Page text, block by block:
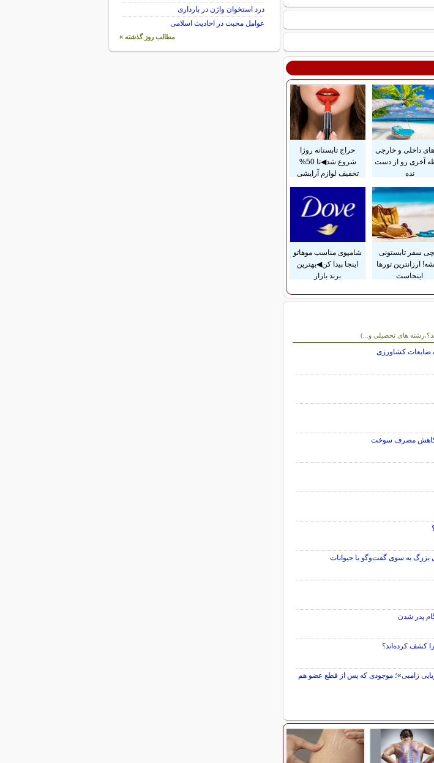
داخلی و خارجی
آخری رو از دست
نده
حراج تابستانه روژا
شروع شد◀تا 50%
تخفیف لوازم آرایشی
سفر تابستونی
ارزانترین تورها
اینجاست
شامپوی مناسب موهاتو
اینجا پیدا کن◀بهترین
برند بازار
های تحصیلی و...)
ضایعات کشاورزی
کاهش مصرف سوخت
بزرگ به سوی گفت‌وگو با حیوانات
پدر شدن
را کشف کرده‌اند؟
زامبی»؛ موجودی که پس از قطع عضو هم
سایر مطالب علمی و آموزشی
درد استخوان واژن در بارداری
عوامل محبت در احادیث اسلامى
مطالب روز گذشته »